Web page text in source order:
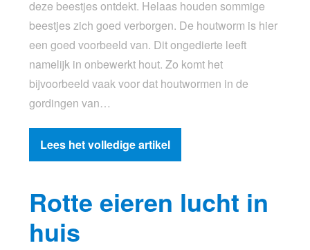
deze beestjes ontdekt. Helaas houden sommige
beestjes zich goed verborgen. De houtworm is hier
een goed voorbeeld van. Dit ongedierte leeft
namelijk in onbewerkt hout. Zo komt het
bijvoorbeeld vaak voor dat houtwormen in de
gordingen van…
Lees het volledige artikel
Rotte eieren lucht in
huis